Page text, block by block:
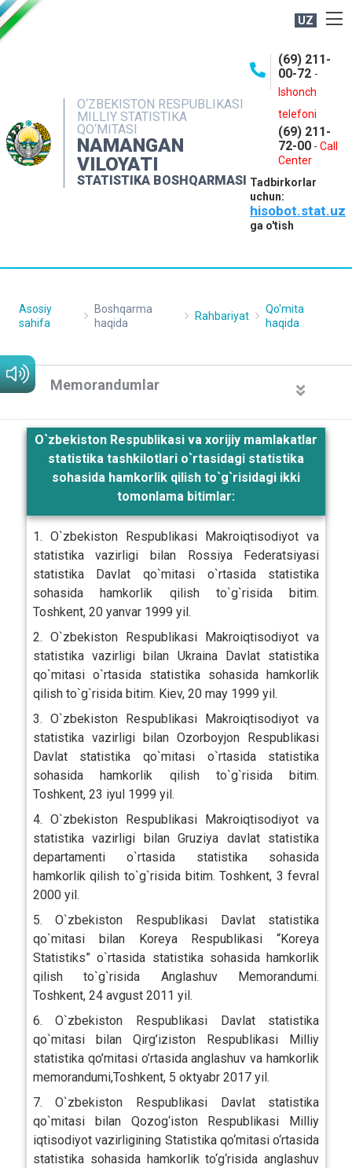
UZ
O‘ZBEKISTON RESPUBLIKASI
MILLIY STATISTIKA
QO‘MITASI
NAMANGAN
VILOYATI
STATISTIKA BOSHQARMASI
(69) 211-
00-72 -
Ishonch
telefoni
(69) 211-
72-00 - Call
Center
Tadbirkorlar
uchun:
hisobot.stat.uz
ga o'tish
NASHRLAR
INTERAKTIV XIZMATLAR
MATBUOT XIZMATI
MUROJAATLAR
Asosiy
sahifa
Boshqarma
haqida
Rahbariyat
Qo'mita
haqida
Memorandumlar
O`zbekiston Respublikasi va xorijiy mamlakatlar
statistika tashkilotlari o`rtasidagi statistika
sohasida hamkorlik qilish to`g`risidagi ikki
tomonlama bitimlar:
1. O`zbekiston Respublikasi Makroiqtisodiyot va
statistika vazirligi bilan Rossiya Federatsiyasi
statistika Davlat qo`mitasi o`rtasida statistika
sohasida hamkorlik qilish to`g`risida bitim.
Toshkent, 20 yanvar 1999 yil.
2. O`zbekiston Respublikasi Makroiqtisodiyot va
statistika vazirligi bilan Ukraina Davlat statistika
qo`mitasi o`rtasida statistika sohasida hamkorlik
qilish to`g`risida bitim. Kiev, 20 may 1999 yil.
3. O`zbekiston Respublikasi Makroiqtisodiyot va
statistika vazirligi bilan Ozorboyjon Respublikasi
Davlat statistika qo`mitasi o`rtasida statistika
sohasida hamkorlik qilish to`g`risida bitim.
Toshkent, 23 iyul 1999 yil.
4. O`zbekiston Respublikasi Makroiqtisodiyot va
statistika vazirligi bilan Gruziya davlat statistika
departamenti o`rtasida statistika sohasida
hamkorlik qilish to`g`risida bitim. Toshkent, 3 fevral
2000 yil.
5. O`zbekiston Respublikasi Davlat statistika
qo`mitasi bilan Koreya Respublikasi “Koreya
Statistiks” o`rtasida statistika sohasida hamkorlik
qilish to`g`risida Anglashuv Memorandumi.
Toshkent, 24 avgust 2011 yil.
6. O`zbekiston Respublikasi Davlat statistika
qo`mitasi bilan Qirg’iziston Respublikasi Milliy
statistika qo’mitasi o’rtasida anglashuv va hamkorlik
memorandumi,Toshkent, 5 oktyabr 2017 yil.
7. O`zbekiston Respublikasi Davlat statistika
qo`mitasi bilan Qozog‘iston Respublikasi Milliy
iqtisodiyot vazirligining Statistika qo‘mitasi o‘rtasida
statistika sohasida hamkorlik to‘g‘risida anglashuv